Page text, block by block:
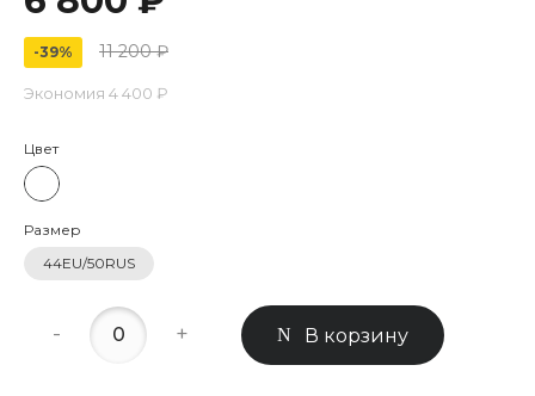
-39% 11 200 ₽
Экономия 4 400 ₽
Цвет
Размер
44EU/50RUS
- + В корзину